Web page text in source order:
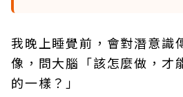
我晚上睡覺前，會對潛意識
像，問大腦「該怎麼做，才
的一樣？」